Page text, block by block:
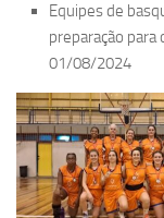
Equipes de
preparação para
01/08/2024